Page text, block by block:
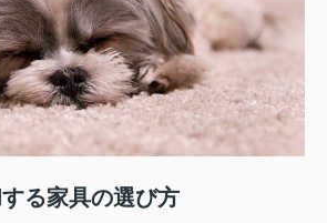
る家具の選び方